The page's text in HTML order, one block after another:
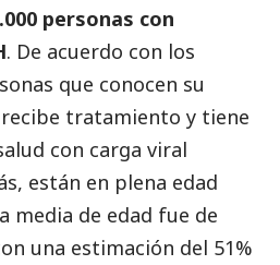
personas con
. De acuerdo con los
que conocen su
tratamiento y tiene
con carga viral
están en plena edad
media de edad fue de
una estimación del 51%